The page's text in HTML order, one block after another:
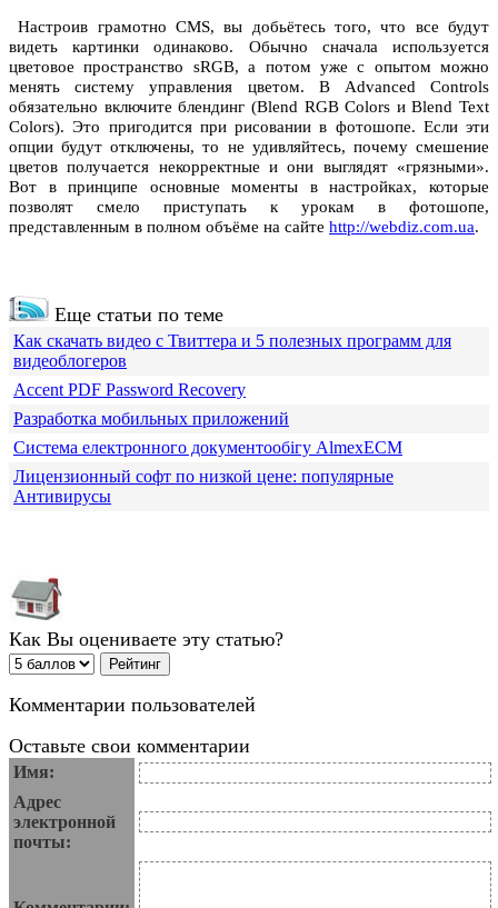
Настроив грамотно CMS, вы добьётесь того, что все будут
видеть картинки одинаково. Обычно сначала используется
цветовое пространство sRGB, а потом уже с опытом можно
менять систему управления цветом. В Advanced Controls
обязательно включите блендинг (Blend RGB Colors и Blend Text
Colors). Это пригодится при рисовании в фотошопе. Если эти
опции будут отключены, то не удивляйтесь, почему смешение
цветов получается некорректные и они выглядят «грязными».
Вот в принципе основные моменты в настройках, которые
позволят смело приступать к урокам в фотошопе,
представленным в полном объёме на сайте http://webdiz.com.ua.
Еще статьи по теме
Как скачать видео с Твиттера и 5 полезных программ для
видеоблогеров
Accent PDF Password Recovery
Разработка мобильных приложений
Система електронного документообігу AlmexECM
Лицензионный софт по низкой цене: популярные
Антивирусы
Как Вы оцениваете эту статью?
Комментарии пользователей
Оставьте свои комментарии
Имя:
Адрес
электронной
почты: